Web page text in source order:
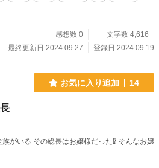
感想数 0
文字数 4,616
最終更新日 2024.09.27
登録日 2024.09.19
お気に入り追加 14
る その総長はお嬢様だった⁉︎ そんなお嬢